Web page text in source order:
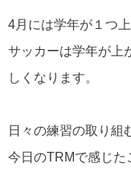
4月には学年が１つ上
サッカーは学年が上
しくなります。
日々の練習の取り組
今日のTRMで感じた